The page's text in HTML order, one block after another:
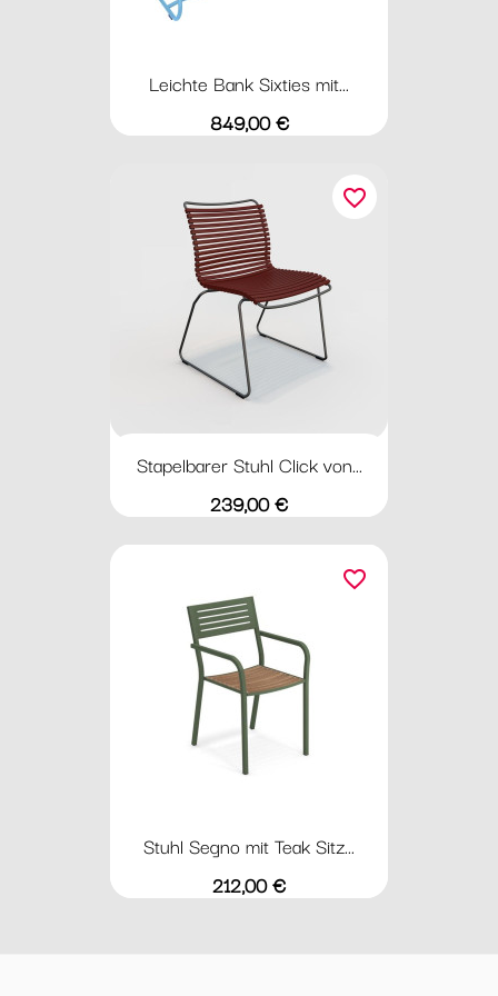
Leichte Bank Sixties mit...
Preis
849,00 €
Stapelbarer Stuhl Click von...
Preis
239,00 €
favorite_border
Stuhl Segno mit Teak Sitz...
Preis
212,00 €
favorite_border